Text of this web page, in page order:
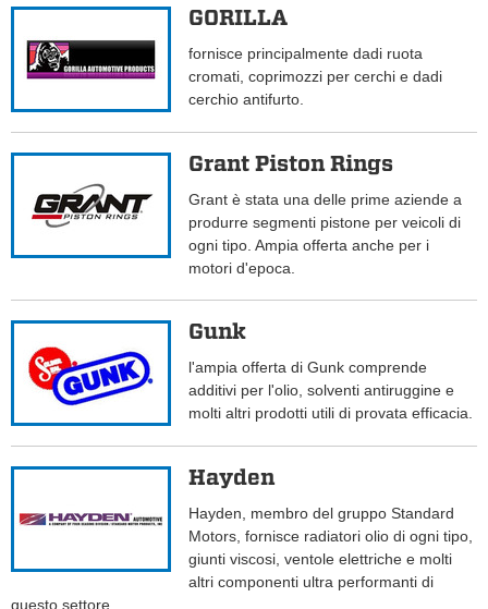
GORILLA
fornisce principalmente dadi ruota
cromati, coprimozzi per cerchi e dadi
cerchio antifurto.
Grant Piston Rings
Grant è stata una delle prime aziende a
produrre segmenti pistone per veicoli di
ogni tipo. Ampia offerta anche per i
motori d'epoca.
Gunk
l'ampia offerta di Gunk comprende
additivi per l'olio, solventi antiruggine e
molti altri prodotti utili di provata efficacia.
Hayden
Hayden, membro del gruppo Standard
Motors, fornisce radiatori olio di ogni tipo,
giunti viscosi, ventole elettriche e molti
altri componenti ultra performanti di
questo settore.